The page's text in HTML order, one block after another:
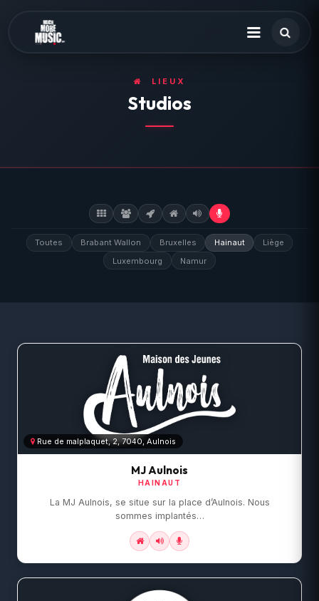
LIEUX
Studios
Toutes Brabant Wallon Bruxelles Hainaut
Liège
Luxembourg
Namur
Rue de malplaquet, 2, 7040, Aulnois
MJ Aulnois
HAINAUT
La MJ Aulnois, se situe sur la place d’Aulnois. Nous
sommes implantés…